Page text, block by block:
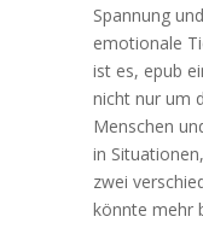
Spannung
emotionale
ist es, epub
nicht nur um
Menschen
in
zwei
könnte mehr